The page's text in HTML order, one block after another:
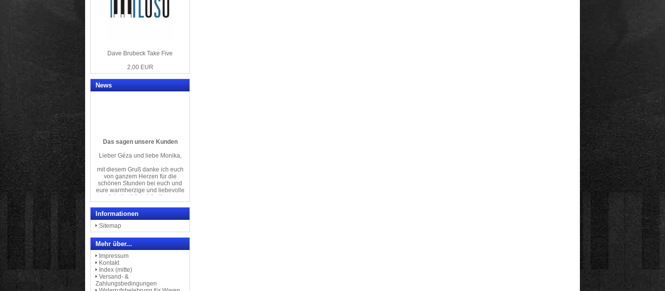
Dave Brubeck Take Five
2,00 EUR
News
von ganzem Herzen für die
schönen Stunden bei euch und
eure warmherzige und liebevolle
Arbeit mit linkshändigen
Menschen an den tollsten
Linkshänder-Klavieren
der Welt.
Herzliche Grüße von
Regina Kretschmer
& Familie
--------------------------------
Ich bin Linkshänderin und war
auf der Suche nach einem
Informationen
Sitemap
Mehr über...
Impressum
Kontakt
Index (mitte)
Versand- &
Zahlungsbedingungen